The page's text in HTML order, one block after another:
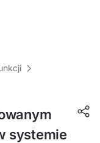
systemie